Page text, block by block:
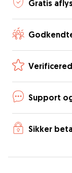
Gratis
Support
Sikker